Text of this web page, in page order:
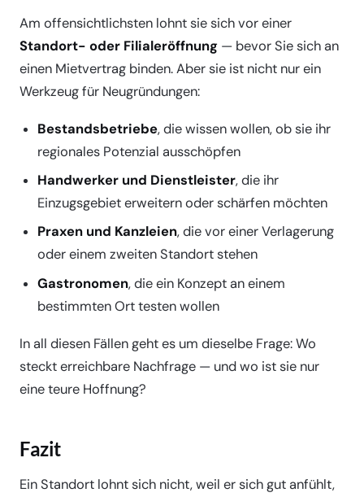
Am offensichtlichsten lohnt sie sich vor einer
Standort- oder Filialeröffnung — bevor Sie sich an
einen Mietvertrag binden. Aber sie ist nicht nur ein
Werkzeug für Neugründungen:
Bestandsbetriebe, die wissen wollen, ob sie ihr
regionales Potenzial ausschöpfen
Handwerker und Dienstleister, die ihr
Einzugsgebiet erweitern oder schärfen möchten
Praxen und Kanzleien, die vor einer Verlagerung
oder einem zweiten Standort stehen
Gastronomen, die ein Konzept an einem
bestimmten Ort testen wollen
In all diesen Fällen geht es um dieselbe Frage: Wo
steckt erreichbare Nachfrage — und wo ist sie nur
eine teure Hoffnung?
Fazit
Ein Standort lohnt sich nicht, weil er sich gut anfühlt,